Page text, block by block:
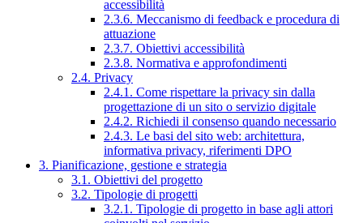
accessibilità
2.3.6. Meccanismo di feedback e procedura di
attuazione
2.3.7. Obiettivi accessibilità
2.3.8. Normativa e approfondimenti
2.4. Privacy
2.4.1. Come rispettare la privacy sin dalla
progettazione di un sito o servizio digitale
2.4.2. Richiedi il consenso quando necessario
2.4.3. Le basi del sito web: architettura,
informativa privacy, riferimenti DPO
3. Pianificazione, gestione e strategia
3.1. Obiettivi del progetto
3.2. Tipologie di progetti
3.2.1. Tipologie di progetto in base agli attori